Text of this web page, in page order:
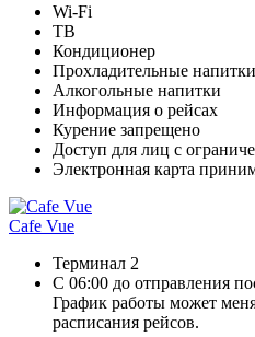
Wi-Fi
ТВ
Кондиционер
Прохладительные напитки
Алкогольные напитки
Информация о рейсах
Курение запрещено
Доступ для лиц с
Электронная карта
Cafe Vue
Терминал 2
С 06:00 до отправления
График работы может
расписания рейсов.